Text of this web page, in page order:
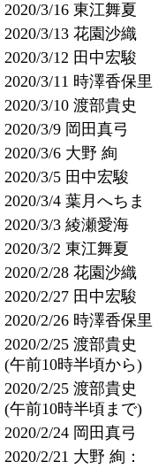
2020/3/16 東江舞夏
2020/3/13 花園沙織
2020/3/12 田中宏駿
2020/3/11 時澤香保里
2020/3/10 渡部貴史
2020/3/9 岡田真弓
2020/3/6 大野 絢
2020/3/5 田中宏駿
2020/3/4 葉月へちま
2020/3/3 綾瀬愛海
2020/3/2 東江舞夏
2020/2/28 花園沙織
2020/2/27 田中宏駿
2020/2/26 時澤香保里
2020/2/25 渡部貴史
(午前10時半頃から)
2020/2/25 渡部貴史
(午前10時半頃まで)
2020/2/24 岡田真弓
2020/2/21 大野 絢：